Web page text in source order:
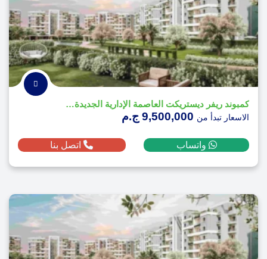
كمبوند ريفر ديستريكت العاصمة الإدارية الجديدة - River District
الاسعار تبدأ من
واتساب اتصل بنا